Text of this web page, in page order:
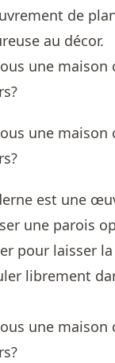
de
au décor.
est une
une parois
pour laisser
librement